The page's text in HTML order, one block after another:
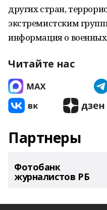
других стран,
экстремистским
информация о военных
Читайте нас
Партнеры
Фотобанк
журналистов РБ